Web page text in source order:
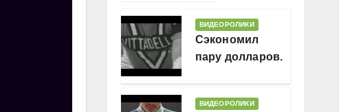
ВИДЕОРОЛИКИ
Сэкономил
пару долларов.
ВИДЕОРОЛИКИ